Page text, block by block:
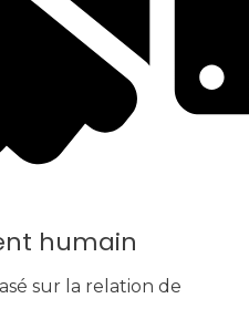
humain
sur la relation de